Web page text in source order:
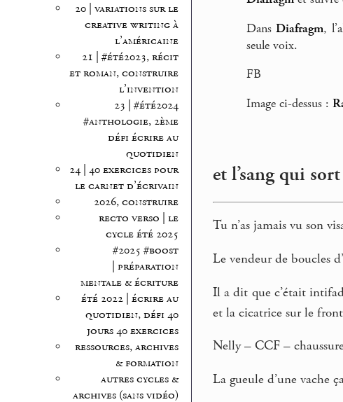
20 | variations sur le
creative writing à
l’américaine
21 | #été2023, récit
et roman, construire
l’invention
23 | #été2024
#anthologie, 2ème
défi écrire au
quotidien
24 | 40 exercices pour
le carnet d’écrivain
2026, construire
recto verso | le
cycle été 2025
#2025 #boost
| préparation
mentale & écriture
été 2022 | écrire au
quotidien, défi 40
jours 40 exercices
ressources, archives
& formation
autres cycles &
archives (sans vidéo)
DansDiafragm,
seule voix.
FB
Image ci-dessus :
et l’sang qui
Tu n’as jamais vu son
Le vendeur de boucles
Il a dit que c’était
et la cicatrice sur le
Nelly – CCF –
La gueule d’une vache